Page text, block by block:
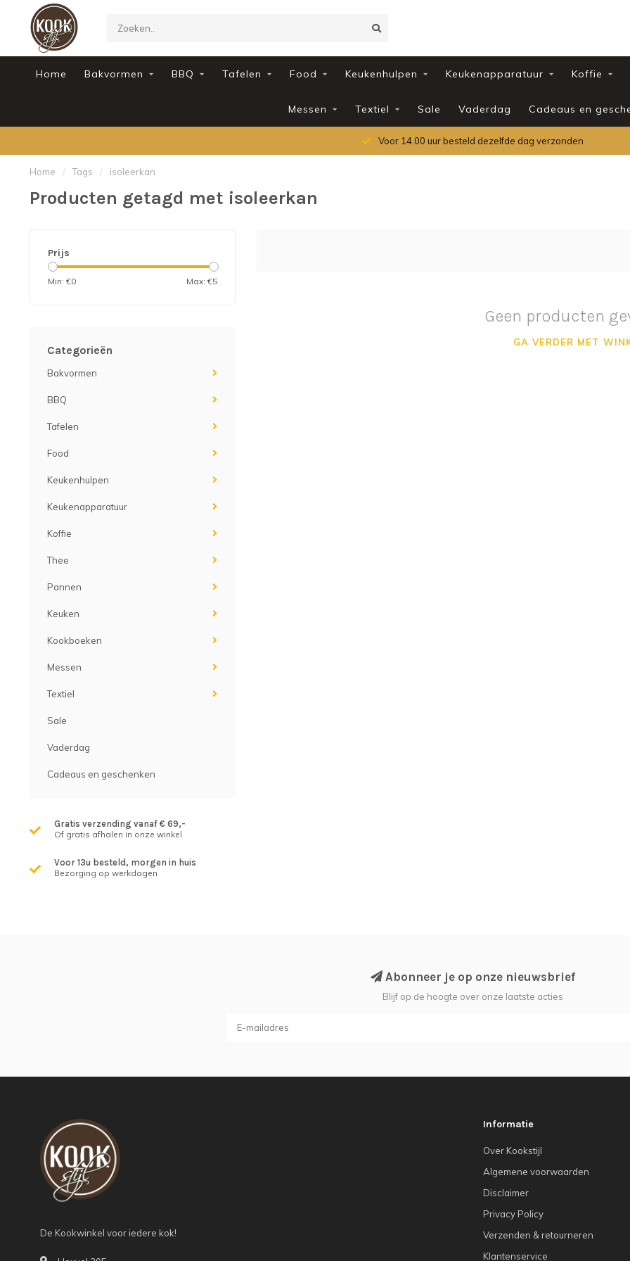
Home Bakvormen BBQ Tafelen Food Keukenhulpen Keukenapparatuur Koffie
Messen Textiel Sale Vaderdag Cadeaus en
Voor 14.00 uur besteld dezelfde dag verzonden
Home / Tags / isoleerkan
Producten getagd met isoleerkan
Prijs
Min: €0 Max: €5
Categorieën
Bakvormen
BBQ
Tafelen
Food
Keukenhulpen
Keukenapparatuur
Koffie
Thee
Pannen
Keuken
Kookboeken
Messen
Textiel
Sale
Vaderdag
Cadeaus en geschenken
Gratis verzending vanaf € 69,-
Of gratis afhalen in onze winkel
Voor 13u besteld, morgen in huis
Bezorging op werkdagen
Geen producten
GA VERDER MET
Abonneer je op onze nieuwsbrief
Blijf op de hoogte over onze laatste acties
De Kookwinkel voor iedere kok!
Informatie
Over Kookstijl
Algemene voorwaarden
Disclaimer
Privacy Policy
Verzenden & retourneren
Klantenservice